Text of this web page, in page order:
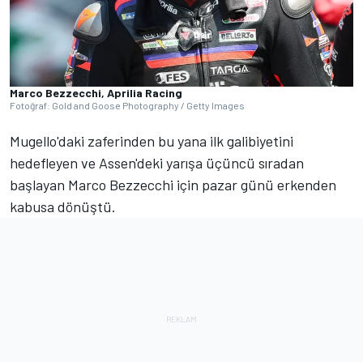
Marco Bezzecchi, Aprilia Racing
Fotoğraf: Gold and Goose Photography / Getty Images
Mugello'daki zaferinden bu yana ilk galibiyetini
hedefleyen ve Assen'deki yarışa üçüncü sıradan
başlayan Marco Bezzecchi için pazar günü erkenden
kabusa dönüştü.